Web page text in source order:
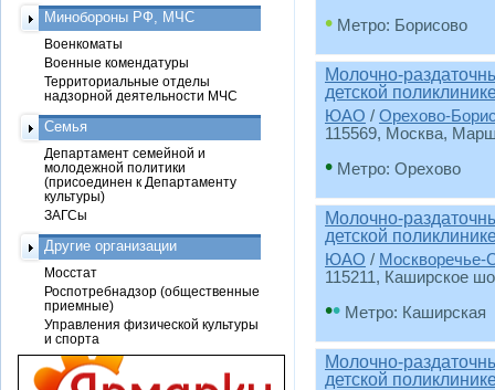
• Метро: Борисово
Молочно-
детской
ЮАО / Орехово-
115569, Москва,
• Метро: Орехово
Молочно-
детской
ЮАО / Москворечье-
115211, Каширское
•• Метро: Каширская
Молочно-
детской
Минобороны РФ, МЧС
Военкоматы
Военные комендатуры
Территориальные отделы
надзорной деятельности МЧС
Семья
Департамент семейной и
молодежной политики
(присоединен к Департаменту
культуры)
ЗАГСы
Другие организации
Мосстат
Роспотребнадзор (общественные
приемные)
Управления физической культуры
и спорта